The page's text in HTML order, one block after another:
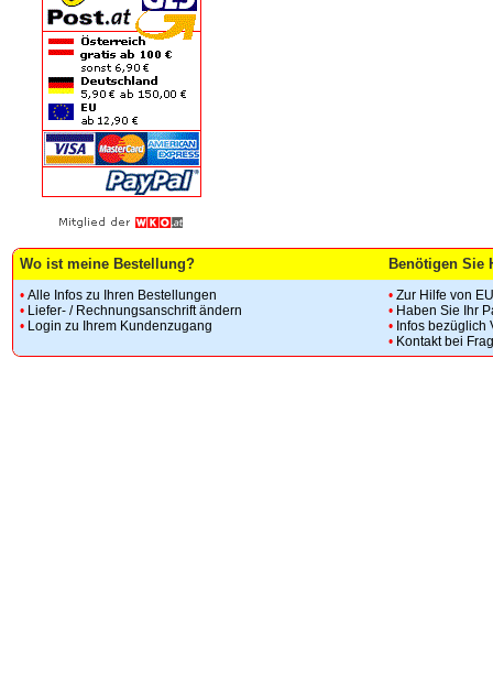
Wo ist meine Bestellung? Benötigen Sie
• Alle Infos zu Ihren Bestellungen
• Liefer- / Rechnungsanschrift ändern
• Login zu Ihrem Kundenzugang
• Zur Hilfe von
• Haben Sie Ihr
• Infos bezüglich
• Kontakt bei